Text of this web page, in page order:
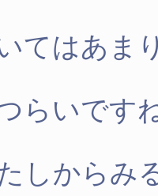
てはあま
らいです
しからみ